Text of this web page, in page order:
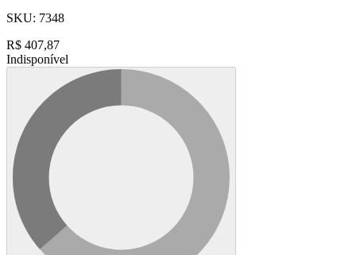
SKU: 7348
R$ 407,87
Indisponível